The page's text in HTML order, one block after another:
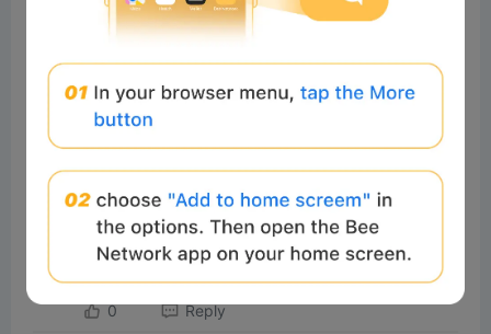
#Beeliev Readers 2024-04-24 22:25:54
🚨Myshell testnet sprint phase,
countdown begins🛵🚇🚀
0
GainGang Readers 2024-05-23 11:46:08
MySoul NFTは、Myshellエコシステム
全体のコアアセットです? MyShellも
NFTかぁ👀 どこもかしこもNFTばっか
やな…😂
0 Reply